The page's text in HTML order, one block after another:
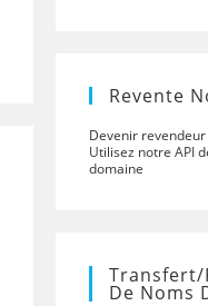
Revente
Devenir
Utilisez notre API
domaine
De Noms